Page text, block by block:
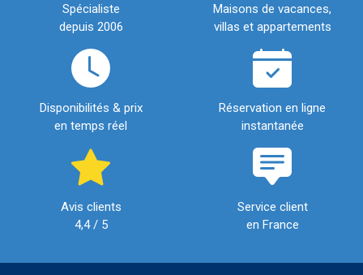
Spécialiste
depuis 2006
Maisons de vacances,
villas et appartements
Disponibilités & prix
en temps réel
Réservation en ligne
instantanée
Avis clients
4,4 / 5
Service client
en France